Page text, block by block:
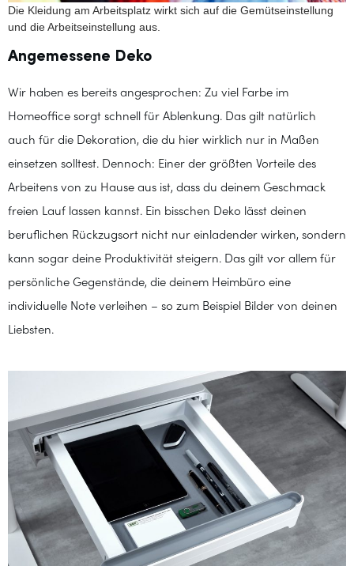
Die Kleidung am Arbeitsplatz wirkt sich auf die Gemütseinstellung
und die Arbeitseinstellung aus.
Angemessene Deko
Wir haben es bereits angesprochen: Zu viel Farbe im
Homeoffice sorgt schnell für Ablenkung. Das gilt natürlich
auch für die Dekoration, die du hier wirklich nur in Maßen
einsetzen solltest. Dennoch: Einer der größten Vorteile des
Arbeitens von zu Hause aus ist, dass du deinem Geschmack
freien Lauf lassen kannst. Ein bisschen Deko lässt deinen
beruflichen Rückzugsort nicht nur einladender wirken, sondern
kann sogar deine Produktivität steigern. Das gilt vor allem für
persönliche Gegenstände, die deinem Heimbüro eine
individuelle Note verleihen – so zum Beispiel Bilder von deinen
Liebsten.